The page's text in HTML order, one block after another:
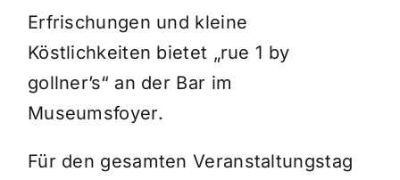
Erfrischungen und kleine
Köstlichkeiten bietet „rue 1 by
gollner’s“ an der Bar im
Museumsfoyer.
Für den gesamten Veranstaltungstag